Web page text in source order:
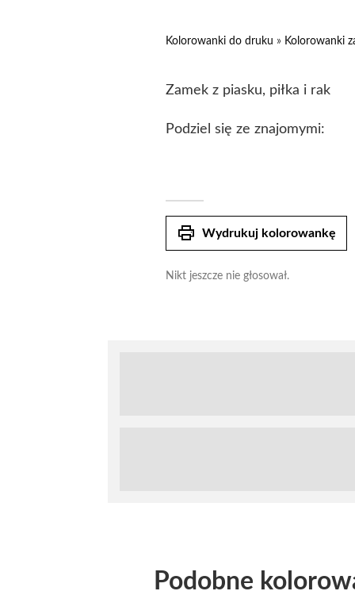
Kolorowanki do druku » Kolorowanki
Zamek z piasku, piłka i rak
Podziel się ze znajomymi:
print Wydrukuj kolorowankę
Nikt jeszcze nie głosował.
Podobne